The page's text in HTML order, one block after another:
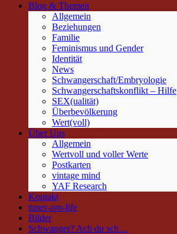
Blog & Themen
Allgemein
Beziehungen
Familie
Feminismus und Gender
Identität
News
Schwangerschaft/Embryologie
Schwangerschaftskonflikt – Hilfe
SEX(ualität)
Überbevölkerung
Wert(voll)
Über Uns
Allgemein
Wertvoll und voller Werte
Postkarten
vintage mind
YAF Research
Kontakt
tuner-pro-life
Bilder
Schwanger? Ach du sch…